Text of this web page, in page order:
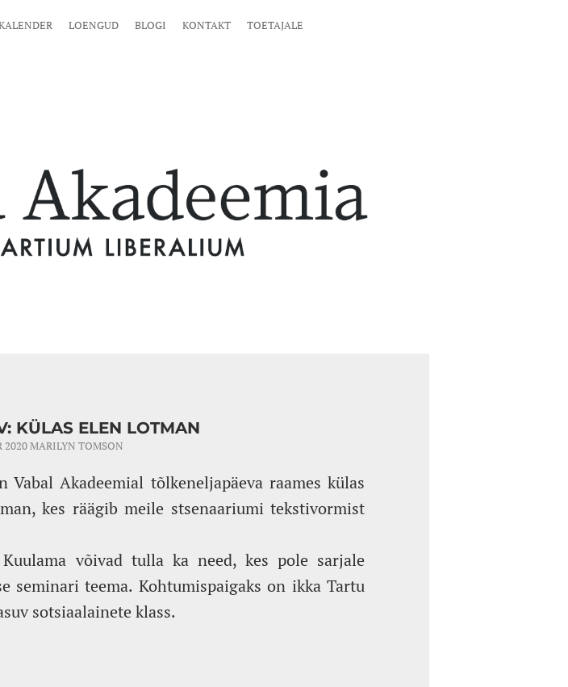
LOENGUD BLOGI KONTAKT TOETAJALE
KÜLAS ELEN LOTMAN
2020MARILYN TOMSON
Akadeemial tõlkeneljapäeva raames külas
kes räägib meile stsenaariumi tekstivormist
võivad tulla ka need, kes pole sarjale
seminari teema. Kohtumispaigaks on ikka Tartu
sotsiaalainete klass.